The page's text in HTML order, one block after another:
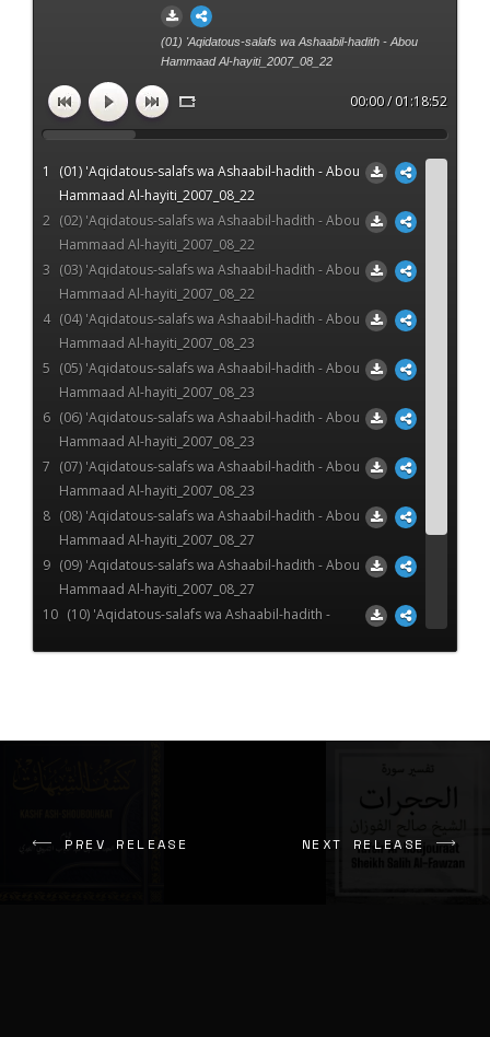
(01) 'Aqidatous-salafs wa Ashaabil-hadith - Abou
Hammaad Al-hayiti_2007_08_22
00:00 / 01:18:52
1
(01) 'Aqidatous-salafs wa Ashaabil-hadith - Abou
Hammaad Al-hayiti_2007_08_22
2 (02) 'Aqidatous-salafs wa Ashaabil-hadith - Abou
Hammaad Al-hayiti_2007_08_22
3 (03) 'Aqidatous-salafs wa Ashaabil-hadith - Abou
Hammaad Al-hayiti_2007_08_22
4 (04) 'Aqidatous-salafs wa Ashaabil-hadith - Abou
Hammaad Al-hayiti_2007_08_23
5 (05) 'Aqidatous-salafs wa Ashaabil-hadith - Abou
Hammaad Al-hayiti_2007_08_23
6 (06) 'Aqidatous-salafs wa Ashaabil-hadith - Abou
Hammaad Al-hayiti_2007_08_23
7 (07) 'Aqidatous-salafs wa Ashaabil-hadith - Abou
Hammaad Al-hayiti_2007_08_23
8 (08) 'Aqidatous-salafs wa Ashaabil-hadith - Abou
Hammaad Al-hayiti_2007_08_27
9 (09) 'Aqidatous-salafs wa Ashaabil-hadith - Abou
Hammaad Al-hayiti_2007_08_27
10 (10) 'Aqidatous-salafs wa Ashaabil-hadith -
Abou Hammaad Al-hayiti_2007_08_28
PREV RELEASE NEXT RELEASE